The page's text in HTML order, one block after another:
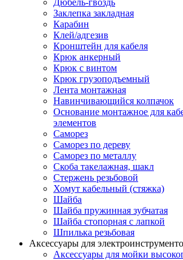
Дюбель-гвоздь
Заклепка закладная
Карабин
Клей/адгезив
Кронштейн для кабеля
Крюк анкерный
Крюк с винтом
Крюк грузоподъемный
Лента монтажная
Навинчивающийся колпачок
Основание монтажное для
элементов
Саморез
Саморез по дереву
Саморез по металлу
Скоба такелажная, шакл
Стержень резьбовой
Хомут кабельный (стяжка)
Шайба
Шайба пружинная зубчатая
Шайба стопорная с лапкой
Шпилька резьбовая
Аксессуары для
Аксессуары для мойки